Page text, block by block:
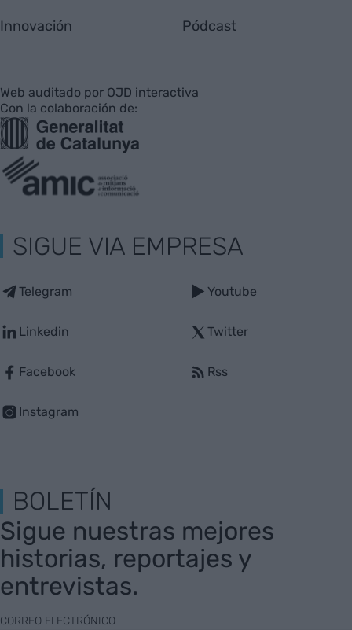
Innovación Pódcast
Web auditado por OJD interactiva
Con la colaboración de:
SIGUE VIA EMPRESA
Telegram
Linkedin
Facebook
Instagram
Youtube
Twitter
Rss
BOLETÍN
Sigue nuestras mejores
historias, reportajes y
entrevistas.
CORREO ELECTRÓNICO